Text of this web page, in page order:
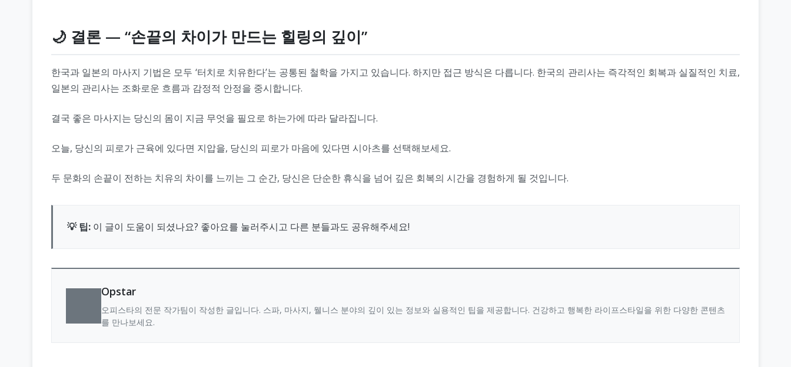
🌙 결론 — “손끝의 차이가 만드는 힐링의 깊이”
한국과 일본의 마사지 기법은 모두 ‘터치로 치유한다’는 공통된 철학을 가지고 있습니다. 하지만 접근 방식은 다릅니다. 한국의 관리사는 즉각적인 회복과 실질적인 치료,
일본의 관리사는 조화로운 흐름과 감정적 안정을 중시합니다.
결국 좋은 마사지는 당신의 몸이 지금 무엇을 필요로 하는가에 따라 달라집니다.
오늘, 당신의 피로가 근육에 있다면 지압을, 당신의 피로가 마음에 있다면 시아츠를 선택해보세요.
두 문화의 손끝이 전하는 치유의 차이를 느끼는 그 순간, 당신은 단순한 휴식을 넘어 깊은 회복의 시간을 경험하게 될 것입니다.
💡 팁: 이 글이 도움이 되셨나요? 좋아요를 눌러주시고 다른 분들과도 공유해주세요!
Opstar
오피스타의 전문 작가팀이 작성한 글입니다. 스파, 마사지, 웰니스 분야의 깊이 있는 정보와 실용적인 팁을 제공합니다. 건강하고 행복한 라이프스타일을 위한 다양한 콘텐츠
를 만나보세요.